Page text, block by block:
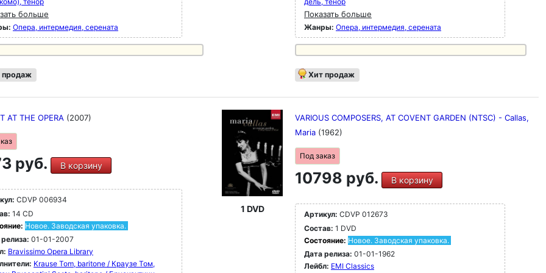
больше
Опера, интермедия, серената
продаж
Показать больше
Жанры: Опера, интермедия, серената
Хит продаж
AT THE OPERA (2007)
руб. В корзину
CDVP 006934
14 CD
Новое. Заводская упаковка.
01-01-2007
Bravissimo Opera Library
Krause Tom, baritone / Краузе Том,
1 DVD
VARIOUS COMPOSERS, AT COVENT GARDEN (NTSC) - Callas,
Maria (1962)
Под заказ
10798 руб. В корзину
Артикул: CDVP 012673
Состав: 1 DVD
Состояние: Новое. Заводская упаковка.
Дата релиза: 01-01-1962
Лейбл: EMI Classics